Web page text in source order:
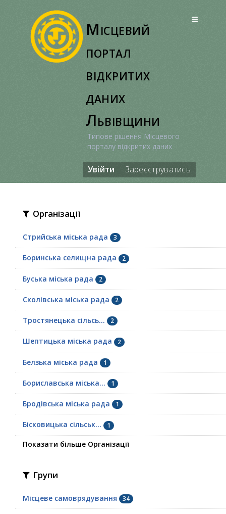
Місцевий
портал
відкритих
даних
Львівщини
Типове рішення Місцевого
порталу відкритих даних
Увійти Зареєструватись
Організації
Стрийська міська рада 3
Боринська селищна рада 2
Буська міська рада 2
Сколівська міська рада 2
Тростянецька сільсь... 2
Шептицька міська рада 2
Белзька міська рада 1
Бориславська міська... 1
Бродівська міська рада 1
Бісковицька сільськ... 1
Показати більше Організації
Групи
Місцеве самоврядування 34